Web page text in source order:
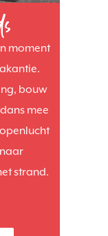
moment
bouw
mee
strand.